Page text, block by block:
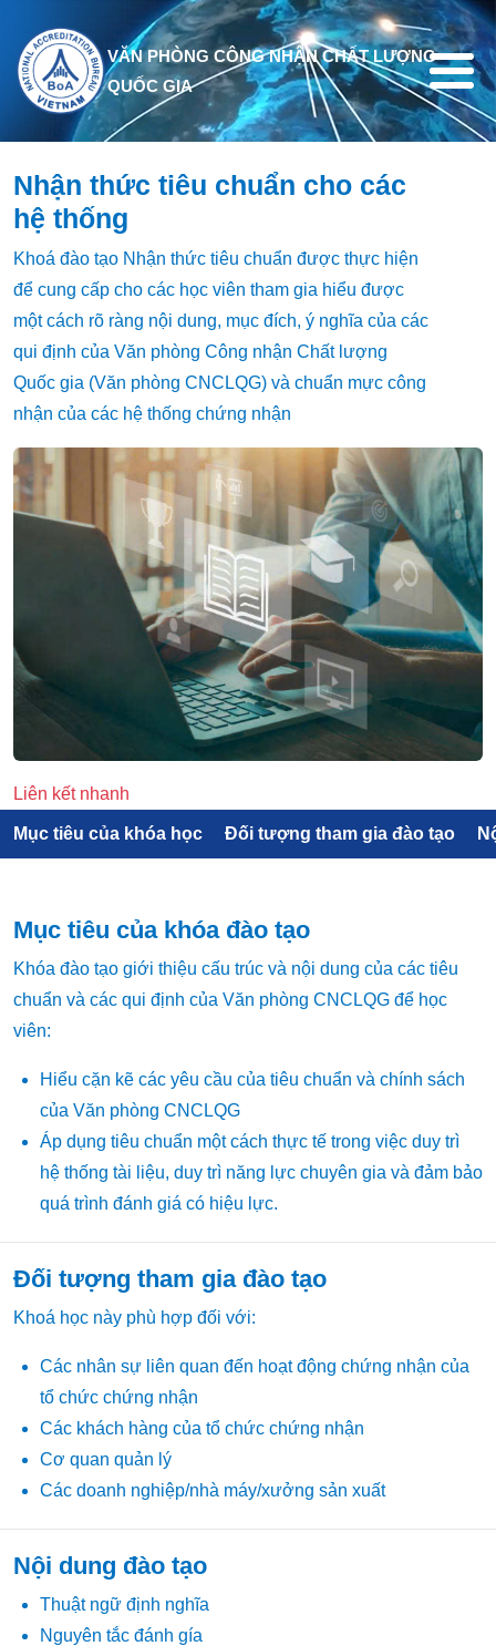
Nhảy đến nội dung
VĂN PHÒNG CÔNG NHẬN CHẤT LƯỢNG
QUỐC GIA
Nhận thức tiêu chuẩn cho các
hệ thống
Khoá đào tạo Nhận thức tiêu chuẩn được thực hiện
để cung cấp cho các học viên tham gia hiểu được
một cách rõ ràng nội dung, mục đích, ý nghĩa của các
qui định của Văn phòng Công nhận Chất lượng
Quốc gia (Văn phòng CNCLQG) và chuẩn mực công
nhận của các hệ thống chứng nhận
Liên kết nhanh
Mục tiêu của khóa học Đối tượng tham gia đào tạo
Mục tiêu của khóa đào tạo
Khóa đào tạo giới thiệu cấu trúc và nội dung của các tiêu
chuẩn và các qui định của Văn phòng CNCLQG để học
viên:
Hiểu cặn kẽ các yêu cầu của tiêu chuẩn và chính sách
của Văn phòng CNCLQG
Áp dụng tiêu chuẩn một cách thực tế trong việc duy trì
hệ thống tài liệu, duy trì năng lực chuyên gia và đảm bảo
quá trình đánh giá có hiệu lực.
Đối tượng tham gia đào tạo
Khoá học này phù hợp đối với:
Các nhân sự liên quan đến hoạt động chứng nhận của
tổ chức chứng nhận
Các khách hàng của tổ chức chứng nhận
Cơ quan quản lý
Các doanh nghiệp/nhà máy/xưởng sản xuất
Nội dung đào tạo
Thuật ngữ định nghĩa
Nguyên tắc đánh gía